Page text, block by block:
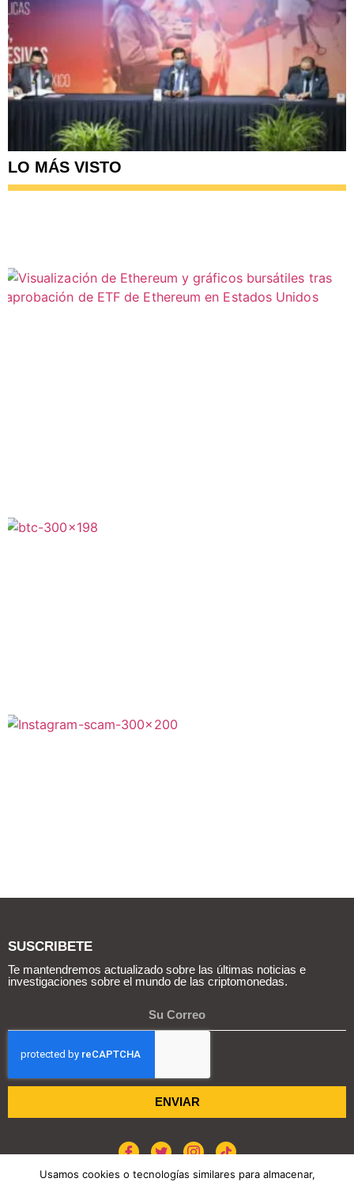
LO MÁS VISTO
SUSCRIBETE
Te mantendremos actualizado sobre las últimas noticias e
investigaciones sobre el mundo de las criptomonedas.
ENVIAR
Usamos cookies o tecnologías similares para almacenar,